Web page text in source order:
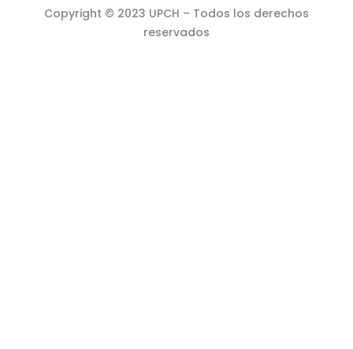
Copyright © 2023 UPCH – Todos los derechos
reservados